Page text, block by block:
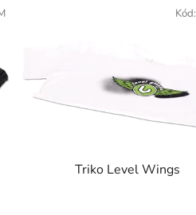
Triko Level Wings
Kód: